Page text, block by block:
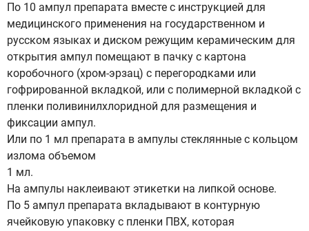
По 10 ампул препарата вместе с инструкцией для
медицинского применения на государственном и
русском языках и диском режущим керамическим для
открытия ампул помещают в пачку с картона
коробочного (хром-эрзац) с перегородками или
гофрированной вкладкой, или с полимерной вкладкой с
пленки поливинилхлоридной для размещения и
фиксации ампул.
Или по 1 мл препарата в ампулы стеклянные с кольцом
излома объемом
1 мл.
На ампулы наклеивают этикетки на липкой основе.
По 5 ампул препарата вкладывают в контурную
ячейковую упаковку с пленки ПВХ, которая